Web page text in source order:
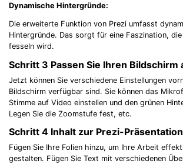
Dynamische Hintergründe:
Die erweiterte Funktion von Prezi umfasst
Hintergründe. Das sorgt für eine Faszination,
fesseln wird.
Schritt 3 Passen Sie Ihren Bildschirm
Jetzt können Sie verschiedene Einstellungen
Bildschirm verfügbar sind. Sie können das
Stimme auf Video einstellen und den grünen
Legen Sie die Zoomstufe fest, etc.
Schritt 4 Inhalt zur Prezi-
Fügen Sie Ihre Folien hinzu, um Ihre Arbeit
gestalten. Fügen Sie Text mit verschiedenen